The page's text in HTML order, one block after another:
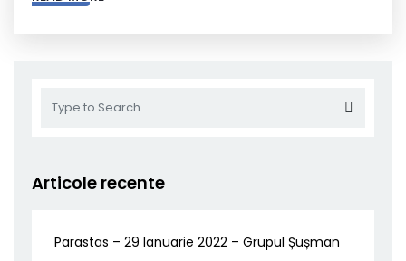
Articole recente
Parastas – 29 Ianuarie 2022 – Grupul Șușman